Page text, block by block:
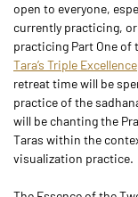
open to everyone,
currently practicing,
practicing Part One of
Tara’s Triple Excellence
retreat time will be
practice of the
will be chanting the
Taras within the
visualization practice.